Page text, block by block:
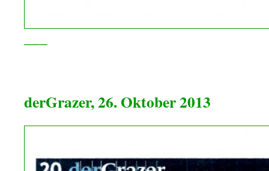
derGrazer, 26. Oktober 2013